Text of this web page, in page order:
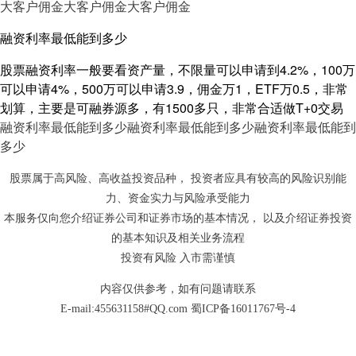
大客户佣金大客户佣金大客户佣金
融资利率最低能到多少
股票融资利率一般要看资产量，不限量可以申请到4.2%，100万
可以申请4%，500万可以申请3.9，佣金万1，ETF万0.5，非常
划算，主要是可融券源多，有1500多只，非常合适做T+0交易
融资利率最低能到多少融资利率最低能到多少融资利率最低能到
多少
股票属于高风险、高收益投资品种， 投资者应具有较高的风险识别能
力、资金实力与风险承受能力
本服务仅向您介绍证券公司和证券市场的基本情况， 以及介绍证券投资
的基本知识及相关业务流程
投资有风险 入市需谨慎
内容仅供参考，如有问题请联系
E-mail:455631158#QQ.com 蜀ICP备16011767号-4